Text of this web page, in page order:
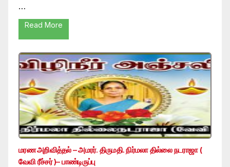
…
Read More
மரண அறிவித்தல் – அமரர். திருமதி. நிர்மலா தில்லை நடராஜா (
வேவி ரீச்சர் )– பாண்டிருப்பு